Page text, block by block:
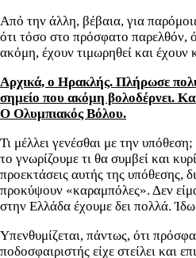
Από την άλλη, βέβαια, για
ότι τόσο στο πρόσφατο παρελθόν,
ακόμη, έχουν τιμωρηθεί και έχουν
Αρχικά, ο Ηρακλής. Πλήρωσε
σημείο που ακόμη βολοδέρνει.
Ο Ολυμπιακός Βόλου.
Τι μέλλει γενέσθαι με την
το γνωρίζουμε τι θα συμβεί και
προεκτάσεις αυτής της υπόθεσης,
προκύψουν «καραμπόλες». Δεν
στην Ελλάδα έχουμε δει πολλά.
Υπενθυμίζεται, πάντως, ότι
ποδοσφαιριστής είχε στείλει και